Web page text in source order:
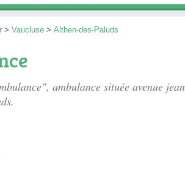
> Vaucluse > Althen-des-Paluds
ambulance située avenue jean